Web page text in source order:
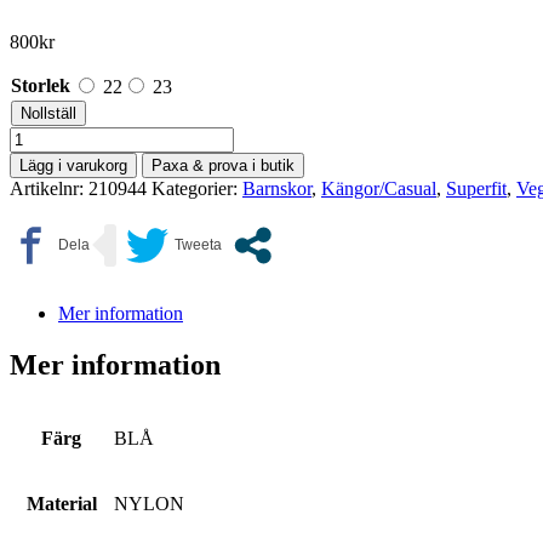
800kr
Storlek 22 23
Nollställ
Superfit
mängd
Lägg i varukorg Paxa & prova i butik
Artikelnr: 210944 Kategorier: Barnskor, Kängor/Casual, Superfit,
Mer information
Mer information
Färg BLÅ
Material NYLON